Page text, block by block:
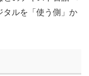
タルを「使う側」か